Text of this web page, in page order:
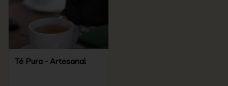
Té Pura - Artesanal